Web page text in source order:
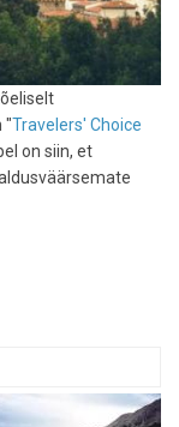
"Travelers' Choice
on siin, et